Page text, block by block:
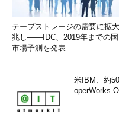
テープストレージの需要に拡
兆し――IDC、2019年までの国
市場予測を発表
米IBM、約
operWorks